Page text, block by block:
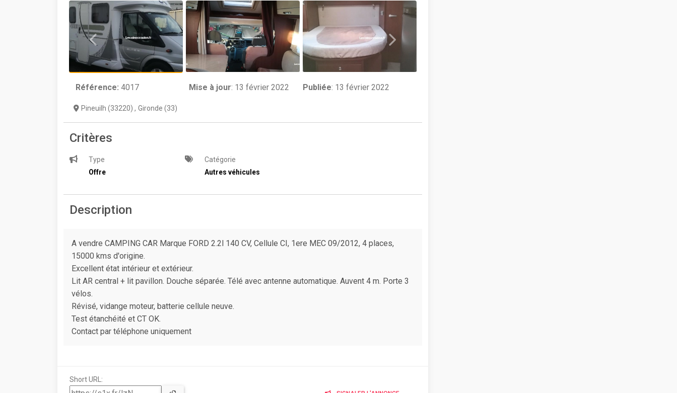
Référence: 4017 Mise à jour: 13 février 2022 Publiée: 13 février 2022
Pineuilh (33220) , Gironde (33)
Critères
Type
Offre
Catégorie
Autres véhicules
Description
A vendre CAMPING CAR Marque FORD 2.2l 140 CV, Cellule CI, 1ere MEC 09/2012, 4 places,
15000 kms d'origine.
Excellent état intérieur et extérieur.
Lit AR central + lit pavillon. Douche séparée. Télé avec antenne automatique. Auvent 4 m. Porte 3
vélos.
Révisé, vidange moteur, batterie cellule neuve.
Test étanchéité et CT OK.
Contact par téléphone uniquement
Short URL: